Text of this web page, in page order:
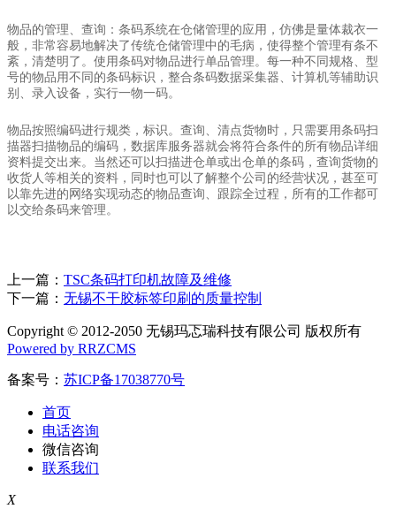
物品的管理、查询：条码系统在仓储管理的应用，仿佛是量体裁衣一
般，非常容易地解决了传统仓储管理中的毛病，使得整个管理有条不
紊，清楚明了。使用条码对物品进行单品管理。每一种不同规格、型
号的物品用不同的条码标识，整合条码数据采集器、计算机等辅助识
别、录入设备，实行一物一码。
物品按照编码进行规类，标识。查询、清点货物时，只需要用条码扫
描器扫描物品的编码，数据库服务器就会将符合条件的所有物品详细
资料提交出来。当然还可以扫描进仓单或出仓单的条码，查询货物的
收货人等相关的资料，同时也可以了解整个公司的经营状况，甚至可
以靠先进的网络实现动态的物品查询、跟踪全过程，所有的工作都可
以交给条码来管理。
上一篇： TSC条码打印机故障及维修
下一篇： 无锡不干胶标签印刷的质量控制
Copyright © 2012-2050 无锡玛忑瑞科技有限公司 版权所有
Powered by RRZCMS
备案号： 苏ICP备17038770号
首页
电话咨询
微信咨询
联系我们
X